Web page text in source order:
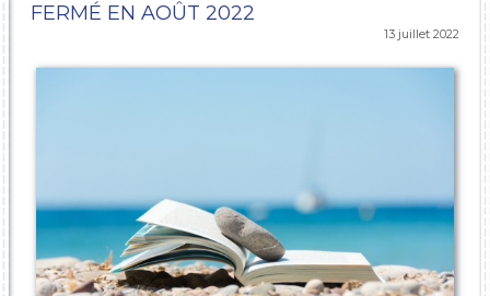
FERMÉ EN AOÛT 2022
13 juillet 2022